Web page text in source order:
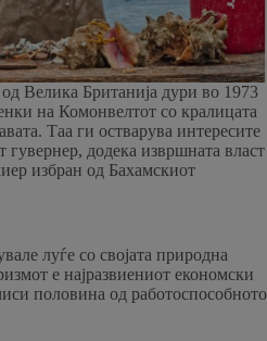
Велика Британија дури во 1973
на Комонвелтот со кралицата
Таа ги остварува интересите
гувернер, додека извршната власт
избран од Бахамскиот
луѓе со својата природна
е најразвиениот економски
половина од работоспособното